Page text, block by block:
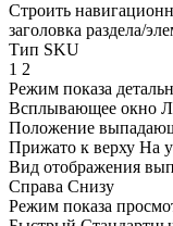
Строить
заголовка раздела/
Тип SKU
1 2
Режим показа
Всплывающее окно
Положение
Прижато к верху На
Вид отображения
Справа Снизу
Режим показа